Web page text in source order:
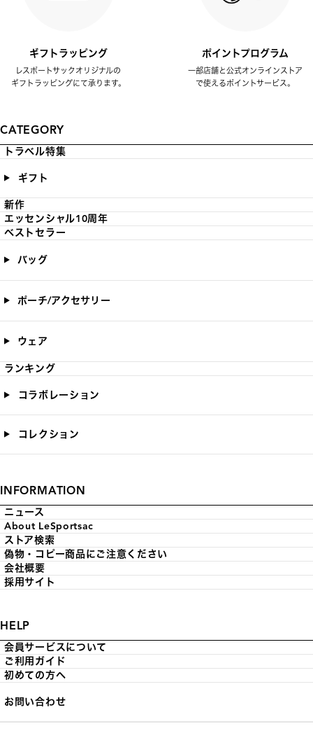
ギフトラッピング
レスポートサックオリジナルの
ギフトラッピングにて承ります。
ポイントプログラム
一部店舗と公式オンラインストア
で使えるポイントサービス。
CATEGORY
トラベル特集
ギフト
新作
エッセンシャル10周年
ベストセラー
バッグ
ポーチ/アクセサリー
ウェア
ランキング
コラボレーション
コレクション
INFORMATION
ニュース
About LeSportsac
ストア検索
偽物・コピー商品にご注意ください
会社概要
採用サイト
HELP
会員サービスについて
ご利用ガイド
初めての方へ
お問い合わせ